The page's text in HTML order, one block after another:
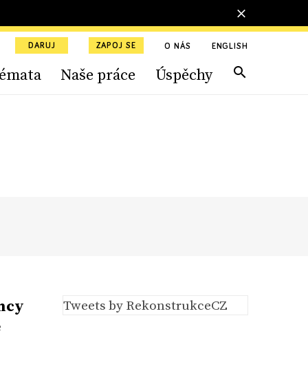
DARUJ ZAPOJ SE O NÁS ENGLISH
Naše práce Úspěchy
Tweets by RekonstrukceCZ